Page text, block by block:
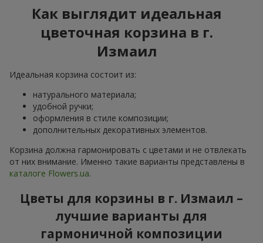
Как выглядит идеальная
цветочная корзина в г.
Измаил
Идеальная корзина состоит из:
натурального материала;
удобной ручки;
оформления в стиле композиции;
дополнительных декоративных элементов.
Корзина должна гармонировать с цветами и не отвлекать
от них внимание. Именно такие варианты представлены в
каталоге Flowers.ua.
Цветы для корзины в г. Измаил –
лучшие варианты для
гармоничной композиции